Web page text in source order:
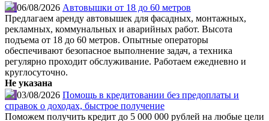
06/08/2026 Автовышки от 18 до 60 метров
Предлагаем аренду автовышек для фасадных, монтажных,
рекламных, коммунальных и аварийных работ. Высота
подъема от 18 до 60 метров. Опытные операторы
обеспечивают безопасное выполнение задач, а техника
регулярно проходит обслуживание. Работаем ежедневно и
круглосуточно.
Не указана
03/08/2026 Помощь в кредитовании без предоплаты и
справок о доходах, быстрое получение
Поможем получить кредит до 5 000 000 рублей на любые цели